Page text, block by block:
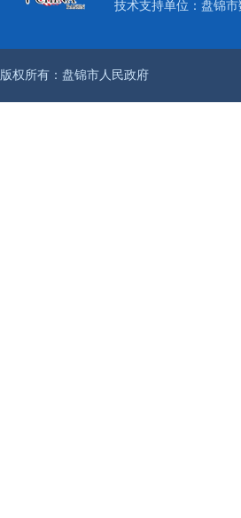
技术支持单位：盘锦
版权所有：盘锦市人民政府